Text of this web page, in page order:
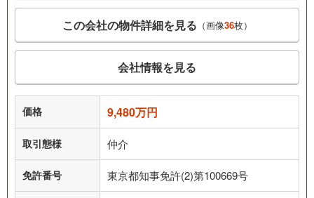
この会社の物件詳細を見る （画像36枚）
会社情報を見る
価格 9,480万円
取引態様 仲介
免許番号 東京都知事免許(2)第100669号